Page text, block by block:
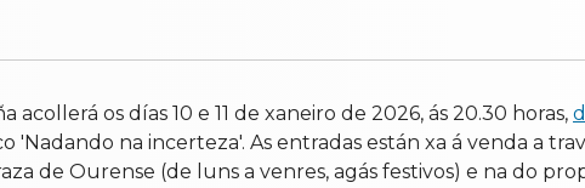
acollerá os días 10 e 11 de xaneiro de 2026, ás 20.30 horas,
'Nadando na incerteza'. As entradas están xa á venda a
de Ourense (de luns a venres, agás festivos) e na do